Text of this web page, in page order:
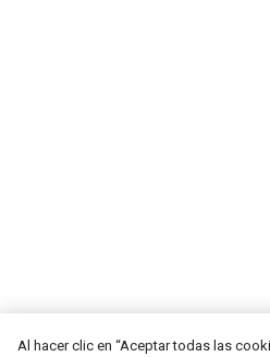
Al hacer clic en “Aceptar todas las